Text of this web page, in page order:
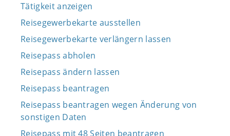
Tätigkeit anzeigen
Reisegewerbekarte ausstellen
Reisegewerbekarte verlängern lassen
Reisepass abholen
Reisepass ändern lassen
Reisepass beantragen
Reisepass beantragen wegen Änderung von
sonstigen Daten
Reisepass mit 48 Seiten beantragen